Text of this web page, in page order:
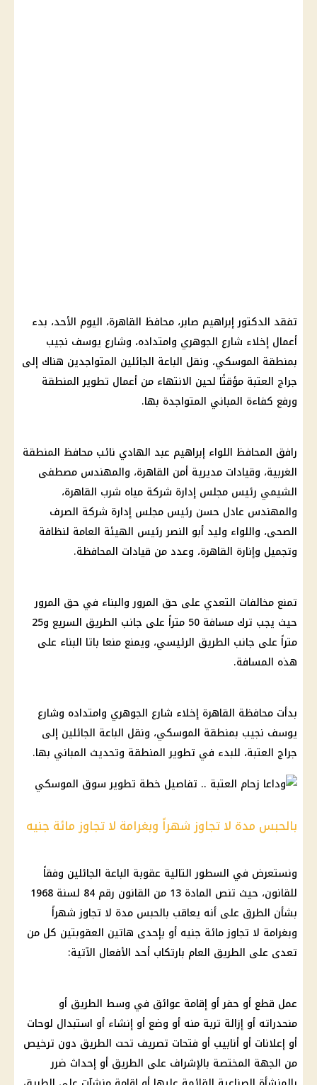
تفقد الدكتور إبراهيم صابر، محافظ القاهرة، اليوم الأحد، بدء
أعمال إخلاء شارع الجوهري وامتداده، وشارع يوسف نجيب
بمنطقة الموسكي، ونقل الباعة الجائلين المتواجدين هناك إلى
جراج العتبة مؤقتًا لحين الانتهاء من أعمال تطوير المنطقة
ورفع كفاءة المباني المتواجدة بها.
رافق المحافظ اللواء إبراهيم عبد الهادي نائب محافظ المنطقة
الغربية، وقيادات مديرية أمن القاهرة، والمهندس مصطفى
الشيمي رئيس مجلس إدارة شركة مياه شرب القاهرة،
والمهندس عادل حسن رئيس مجلس إدارة شركة الصرف
الصحى، واللواء وليد أبو النصررئيس الهيئة العامة لنظافة
وتجميل وإنارة القاهرة، وعدد من قيادات المحافظة.
تمنع مخالفات التعدي على حق المروروالبناء في حق المرور
حيث يجب ترك مسافة 50 متراً على جانب الطريق السريع و25
متراً على جانب الطريق الرئيسي، ويمنع منعا باتا البناء على
هذه المسافة.
بدأت محافظة القاهرة إخلاء شارع الجوهري وامتداده وشارع
يوسف نجيب بمنطقة الموسكي، ونقل الباعة الجائلين إلى
جراج العتبة، للبدء في تطوير المنطقة وتحديث المباني بها.
بالحبس مدة لا تجاوز شهراً وبغرامة لا تجاوز مائة جنيه
ونستعرض في السطور التالية عقوبة الباعة الجائلين وفقاً
للقانون، حيث تنص المادة 13 من القانون رقم 84 لسنة 1968
بشأن الطرق على أنه يعاقب بالحبس مدة لا تجاوز شهراً
وبغرامة لا تجاوز مائة جنيه أو بإحدى هاتين العقوبتين كل من
تعدى على الطريق العام بارتكاب أحد الأفعال الآتية:
عمل قطع أو حفر أو إقامة عوائق في وسط الطريق أو
منحدراته أو إزالة تربة منه أو وضع أو إنشاء أو استبدال لوحات
أو إعلانات أو أنابيب أو فتحات تصريف تحت الطريق دون ترخيص
من الجهة المختصة بالإشراف على الطريق أو إحداث ضرر